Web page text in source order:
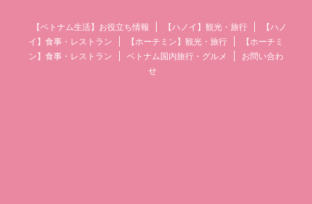
【ベトナム生活】お役立ち情報 【ハノイ】観光・旅行
【ハノ
イ】食事・レストラン
【ホーチミン】観光・旅行
【ホーチミ
ン】食事・レストラン
ベトナム国内旅行・グルメ
お問い合わ
せ